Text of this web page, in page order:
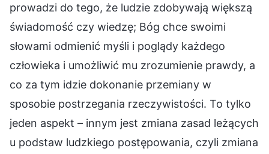
prowadzi do tego, że ludzie zdobywają większą
świadomość czy wiedzę; Bóg chce swoimi
słowami odmienić myśli i poglądy każdego
człowieka i umożliwić mu zrozumienie prawdy, a
co za tym idzie dokonanie przemiany w
sposobie postrzegania rzeczywistości. To tylko
jeden aspekt – innym jest zmiana zasad leżących
u podstaw ludzkiego postępowania, czyli zmiana